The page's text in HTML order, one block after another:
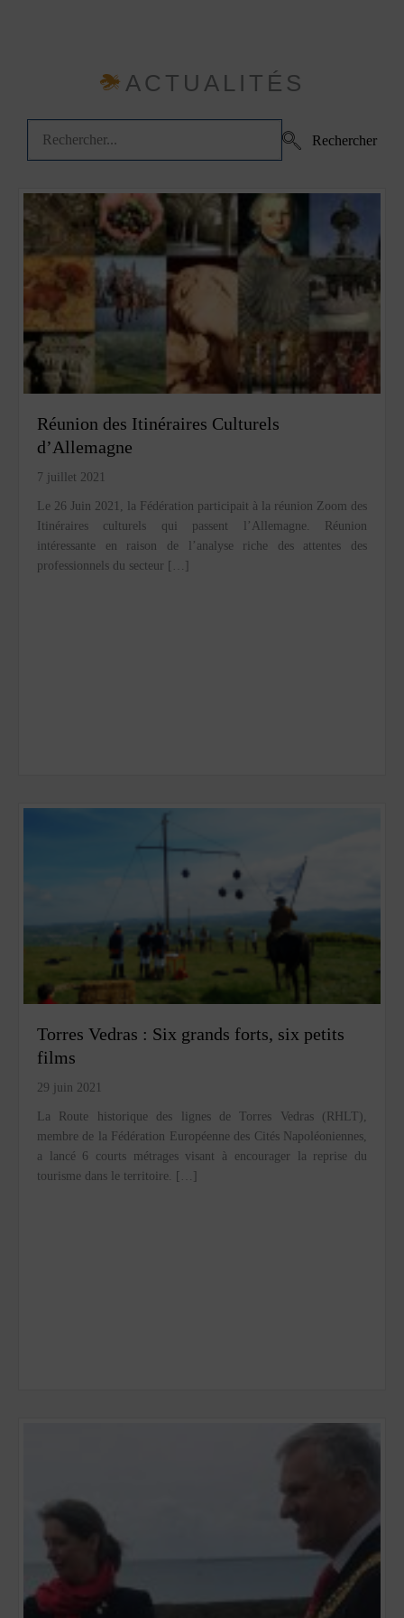
ACTUALITÉS
Rechercher
Réunion des Itinéraires Culturels
d’Allemagne
7 juillet 2021
Le 26 Juin 2021, la Fédération participait à la réunion Zoom des
Itinéraires culturels qui passent l’Allemagne. Réunion
intéressante en raison de l’analyse riche des attentes des
professionnels du secteur […]
Torres Vedras : Six grands forts, six petits
films
29 juin 2021
La Route historique des lignes de Torres Vedras (RHLT),
membre de la Fédération Européenne des Cités Napoléoniennes,
a lancé 6 courts métrages visant à encourager la reprise du
tourisme dans le territoire. […]